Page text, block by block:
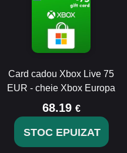
Card cadou Xbox Live 75
EUR - cheie Xbox Europa
68.19 €
STOC EPUIZAT